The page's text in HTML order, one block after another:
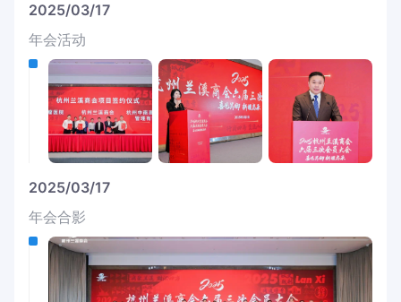
2025/03/17
年会活动
2025/03/17
年会合影